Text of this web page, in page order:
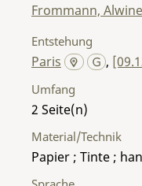
Frommann, Alwine
Entstehung
Paris ,
Umfang
2
Material/Technik
Papier ; Tinte ;